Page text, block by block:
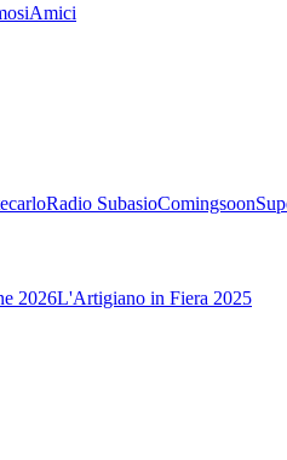
Amici
Radio SubasioComingsoon
2026L'Artigiano in Fiera 2025